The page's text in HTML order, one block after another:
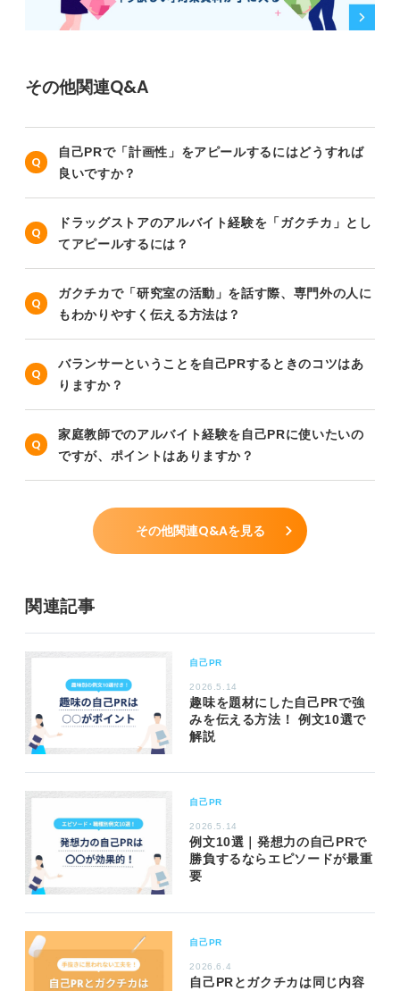
その他関連Q&A
自己PRで「計画性」をアピールするにはどうすれば
良いですか？
ドラッグストアのアルバイト経験を「ガクチカ」とし
てアピールするには？
ガクチカで「研究室の活動」を話す際、専門外の人に
もわかりやすく伝える方法は？
バランサーということを自己PRするときのコツはあ
りますか？
家庭教師でのアルバイト経験を自己PRに使いたいの
ですが、ポイントはありますか？
その他関連Q&Aを見る
関連記事
自己PR
2026.5.14
趣味を題材にした自己PRで強
みを伝える方法！ 例文10選で
解説
自己PR
2026.5.14
例文10選｜発想力の自己PRで
勝負するならエピソードが最重
要
自己PR
2026.6.4
自己PRとガクチカは同じ内容